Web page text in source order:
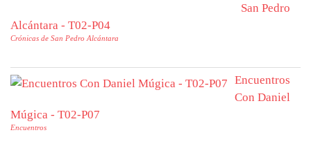
San Pedro
Alcántara - T02-P04
Crónicas de San Pedro Alcántara
Encuentros
Con Daniel
Múgica - T02-P07
Encuentros